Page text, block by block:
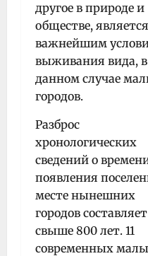
другое в природе и
обществе, является
важнейшим
выживания вида, в
данном случае
городов.
Разброс
хронологических
сведений о
появления
месте нынешних
городов составляет
свыше 800 лет. 11
современных